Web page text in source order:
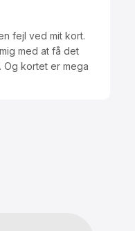
fejl ved mit kort.
med at få det
Og kortet er mega